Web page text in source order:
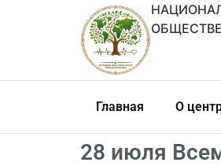
Главная О
28 июля